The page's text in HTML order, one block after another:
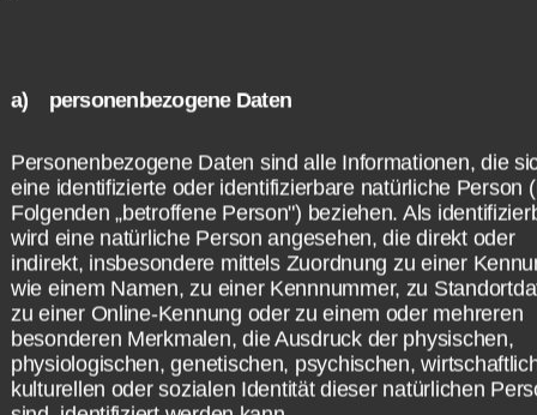
von YouTube Kids ist speziell für Kinder
So gibt es große Icons und große
für die Videos. Des Weiteren ist
die jüngere Zielgruppe zugeschnitten. So
& Friends“, „DreamWorksTV“ und viele
liegt der Fokus der YouTube Kids App
Kindern. Damit diese nur für sie relevante
a) personenbezogene Daten
Personenbezogene Daten sind alle Informationen, die
eine identifizierte oder identifizierbare natürliche Person
Folgenden „betroffene Person") beziehen. Als
wird eine natürliche Person angesehen, die direkt oder
indirekt, insbesondere mittels Zuordnung zu einer
wie einem Namen, zu einer Kennnummer, zu
zu einer Online-Kennung oder zu einem oder mehreren
besonderen Merkmalen, die Ausdruck der physischen,
physiologischen, genetischen, psychischen,
kulturellen oder sozialen Identität dieser natürlichen